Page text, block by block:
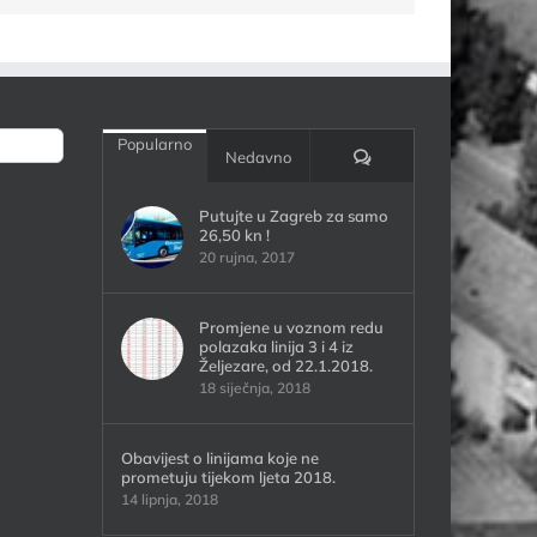
Popularno
Nedavno Komentari:
Putujte u Zagreb za samo
26,50 kn !
20 rujna, 2017
Promjene u voznom redu
polazaka linija 3 i 4 iz
Željezare, od 22.1.2018.
18 siječnja, 2018
Obavijest o linijama koje ne
prometuju tijekom ljeta 2018.
14 lipnja, 2018